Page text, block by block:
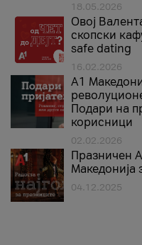
18.05.2026
Овој
скопски
safe dating
16.02.2026
А1
Подари на
корисници
02.02.2026
Празничен
Македонија
04.12.2025